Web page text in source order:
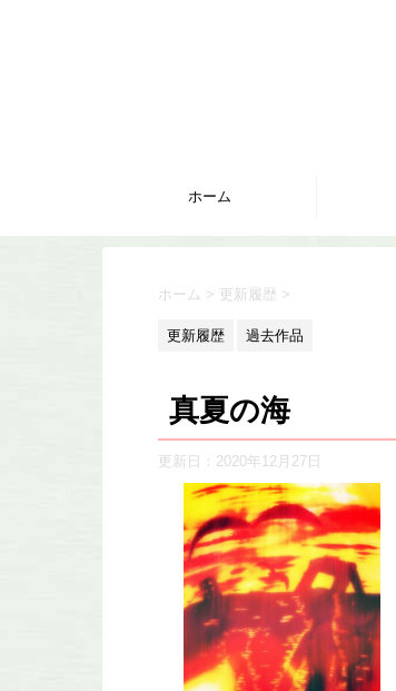
ホーム
ホーム > 更新履歴 >
更新履歴 過去作品
真夏の海
更新日： 2020年12月27日